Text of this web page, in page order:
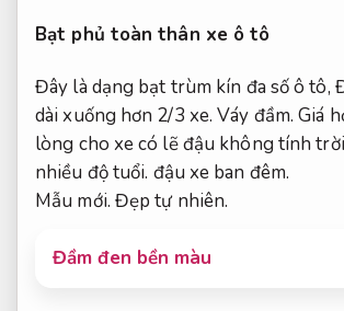
Bạt phủ toàn thân xe ô tô
Đây là dạng bạt trùm kín đa số ô tô,
dài xuống hơn 2/3 xe.Váy đầm. Giá
lòng cho xe có lẽ đậu không tính
nhiều độ tuổi. đậu xe ban đêm.
Mẫu mới. Đẹp tự nhiên.
Đầm đen bền màu